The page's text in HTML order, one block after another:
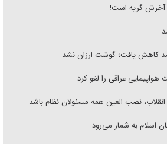
گریه است!
عراقی را لغو کرد
نصب العین همه مسئولان نظام باشد
به شمار می‌رود